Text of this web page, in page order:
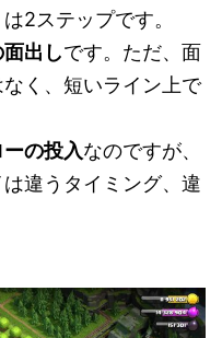
2ステップです。
出しです。ただ、面
く、短いライン上で
の投入なのですが、
違うタイミング、違